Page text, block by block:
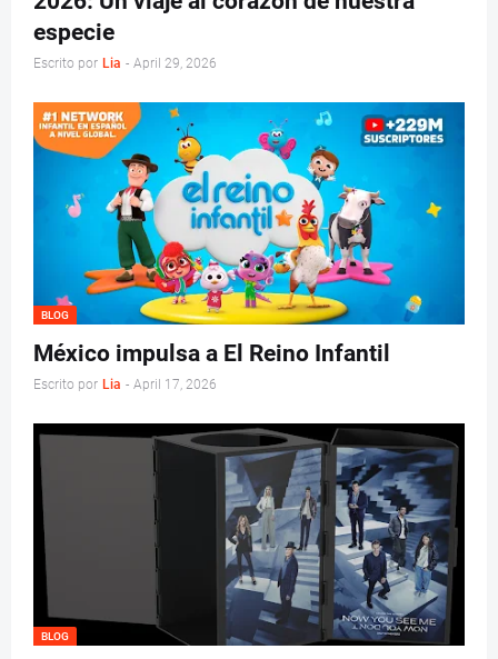
especie
Escrito por Lia - April 29, 2026
BLOG
México impulsa a El Reino Infantil
Escrito por Lia - April 17, 2026
BLOG